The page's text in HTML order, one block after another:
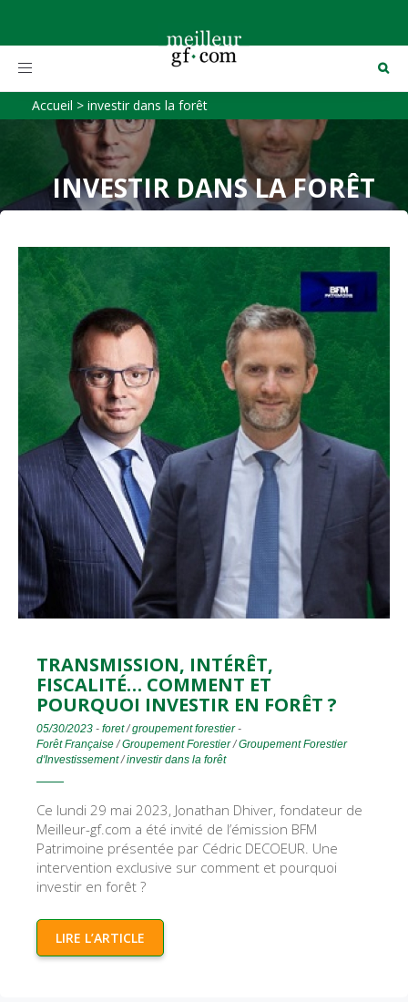
Toggle
Accueil > investir dans la forêt
INVESTIR DANS LA FORÊT
TRANSMISSION, INTÉRÊT,
FISCALITÉ… COMMENT ET
POURQUOI INVESTIR EN FORÊT ?
05/30/2023 - foret/groupement forestier-
Forêt Française/Groupement Forestier/Groupement Forestier
d'Investissement/investir dans la forêt
Ce lundi 29 mai 2023, Jonathan Dhiver, fondateur de
Meilleur-gf.com a été invité de l’émission BFM
Patrimoine présentée par Cédric DECOEUR. Une
intervention exclusive sur comment et pourquoi
investir en forêt ?
LIRE L’ARTICLE